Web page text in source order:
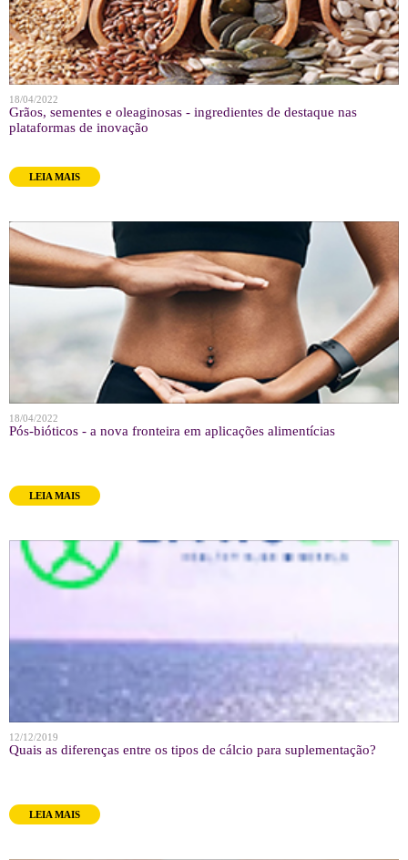
18/04/2022
Grãos, sementes e oleaginosas - ingredientes de destaque nas
plataformas de inovação
LEIA MAIS
18/04/2022
Pós-bióticos - a nova fronteira em aplicações alimentícias
LEIA MAIS
12/12/2019
Quais as diferenças entre os tipos de cálcio para suplementação?
LEIA MAIS